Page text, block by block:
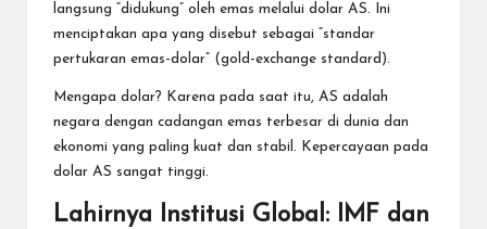
langsung “didukung” oleh emas melalui dolar AS. Ini
menciptakan apa yang disebut sebagai “standar
pertukaran emas-dolar” (gold-exchange standard).
Mengapa dolar? Karena pada saat itu, AS adalah
negara dengan cadangan emas terbesar di dunia dan
ekonomi yang paling kuat dan stabil. Kepercayaan pada
dolar AS sangat tinggi.
Lahirnya Institusi Global: IMF dan